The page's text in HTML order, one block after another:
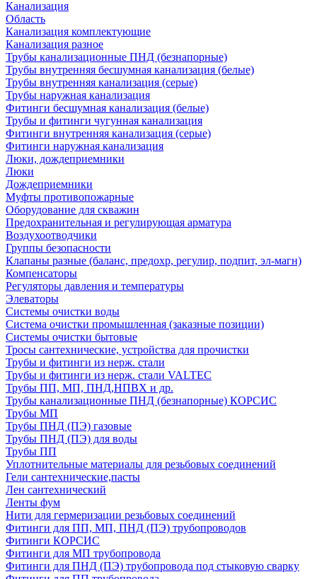
Канализация
Область
Канализация комплектующие
Канализация разное
Трубы канализационные ПНД (безнапорные)
Трубы внутренняя бесшумная канализация (белые)
Трубы внутренняя канализация (серые)
Трубы наружная канализация
Фитинги бесшумная канализация (белые)
Трубы и фитинги чугунная канализация
Фитинги внутренняя канализация (серые)
Фитинги наружная канализация
Люки, дождеприемники
Люки
Дождеприемники
Муфты противопожарные
Оборудование для скважин
Предохранительная и регулирующая арматура
Воздухоотводчики
Группы безопасности
Клапаны разные (баланс, предохр, регулир, подпит, эл-магн)
Компенсаторы
Регуляторы давления и температуры
Элеваторы
Системы очистки воды
Система очистки промышленная (заказные позиции)
Системы очистки бытовые
Тросы сантехнические, устройства для прочистки
Трубы и фитинги из нерж. стали
Трубы и фитинги из нерж. стали VALTEC
Трубы ПП, МП, ПНД,НПВХ и др.
Трубы канализационные ПНД (безнапорные) КОРСИС
Трубы МП
Трубы ПНД (ПЭ) газовые
Трубы ПНД (ПЭ) для воды
Трубы ПП
Уплотнительные материалы для резьбовых соединений
Гели сантехнические,пасты
Лен сантехнический
Ленты фум
Нити для гермеризации резьбовых соединений
Фитинги для ПП, МП, ПНД (ПЭ) трубопроводов
Фитинги КОРСИС
Фитинги для МП трубопровода
Фитинги для ПНД (ПЭ) трубопровода под стыковую сварку